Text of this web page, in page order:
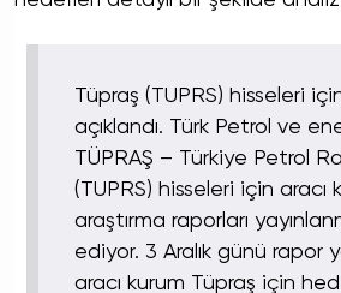
Tüpraş (TUPRS) hisseleri
açıklandı. Türk Petrol ve
TÜPRAŞ – Türkiye Petrol
(TUPRS) hisseleri için aracı
araştırma raporları
ediyor. 3 Aralık günü rapor
aracı kurum Tüpraş için